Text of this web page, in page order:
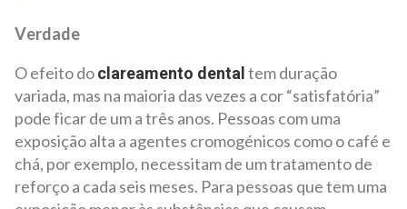
Verdade
O efeito doclareamento dentaltem duração
variada, mas na maioria das vezes a cor “satisfatória”
pode ficar de um a três anos. Pessoas com uma
exposição alta a agentes cromogénicos como o café e
chá, por exemplo, necessitam de um tratamento de
reforço a cada seis meses. Para pessoas que tem uma